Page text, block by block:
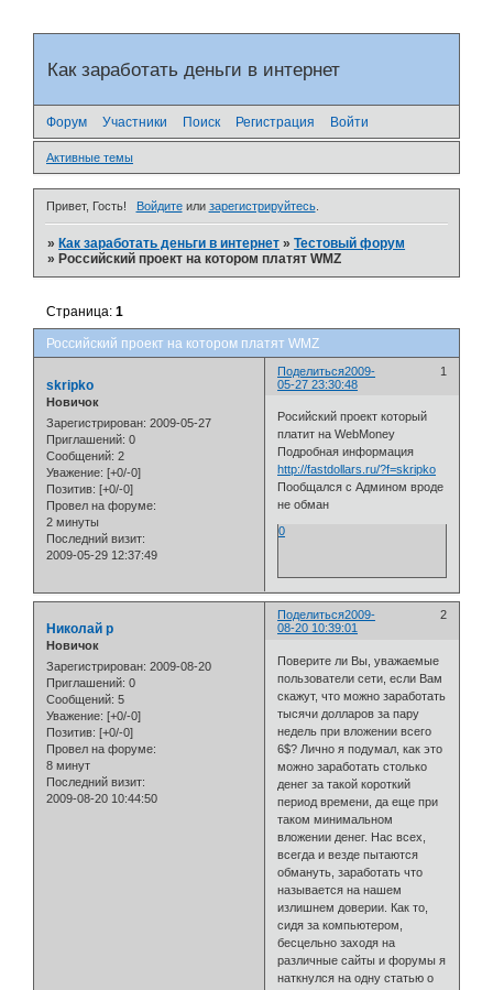
Как заработать деньги в интернет
Форум Участники Поиск Регистрация Войти
Активные темы
Привет, Гость! Войдитеили зарегистрируйтесь.
»Как заработать деньги в интернет »Тестовый форум
»Российский проект на котором платят WMZ
Российский проект на котором платят WMZ
Страница:1
Поделиться 1
2009-
05-27 23:30:48
skripko
Новичок
Зарегистрирован: 2009-05-27
Приглашений: 0
Сообщений: 2
Уважение: [+0/-0]
Позитив: [+0/-0]
Провел на форуме:
2 минуты
Последний визит:
2009-05-29 12:37:49
Росийский проект который
платит на WebMoney
Подробная информация
http://fastdollars.ru/?f=skripko
Пообщался с Админом вроде
не обман
0
Поделиться 2
2009-
08-20 10:39:01
Николай p
Новичок
Зарегистрирован: 2009-08-20
Приглашений: 0
Сообщений: 5
Уважение: [+0/-0]
Позитив: [+0/-0]
Провел на форуме:
8 минут
Последний визит:
2009-08-20 10:44:50
Поверите ли Вы, уважаемые
пользователи сети, если Вам
скажут, что можно заработать
тысячи долларов за пару
недель при вложении всего
6$? Лично я подумал, как это
можно заработать столько
денег за такой короткий
период времени, да еще при
таком минимальном
вложении денег. Нас всех,
всегда и везде пытаются
обмануть, заработать что
называется на нашем
излишнем доверии. Как то,
сидя за компьютером,
бесцельно заходя на
различные сайты и форумы я
наткнулся на одну статью о